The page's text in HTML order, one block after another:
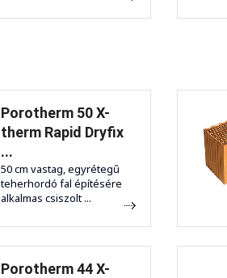
Porotherm 50 X-
therm Rapid Dryfix
...
50 cm vastag, egyrétegű
teherhordó fal építésére
alkalmas csiszolt ...
Porotherm 44 X-